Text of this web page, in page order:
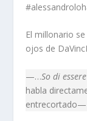
El millonario
ojos de
—…So di
habla